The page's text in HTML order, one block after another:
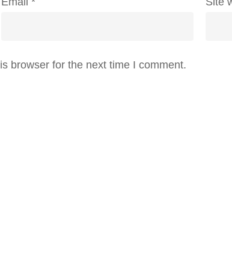
browser for the next time I comment.